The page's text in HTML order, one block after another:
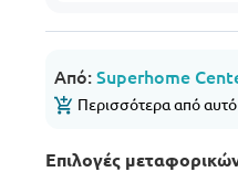
Από:Superhome
Περισσότερα από
Επιλογές